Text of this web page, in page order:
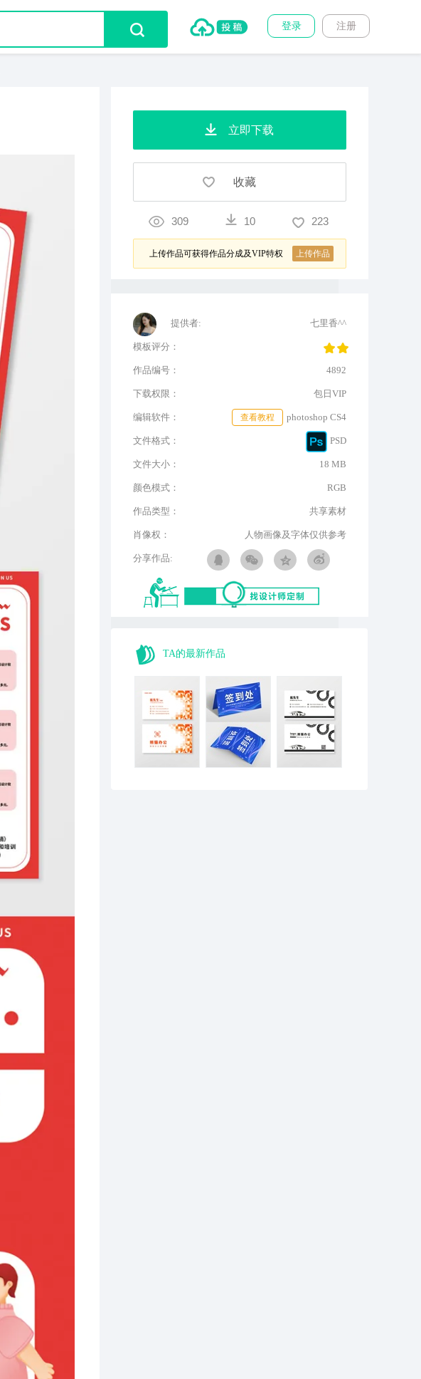
注册
登录
立即下载
收藏
309 10 223
上传作品可获得作品分成及VIP特权 上传作品
提供者: 七里香^^
模板评分：
作品编号： 4892
下载权限： 包日VIP
编辑软件： photoshop CS4
查看教程
文件格式： PSD
文件大小： 18 MB
颜色模式： RGB
作品类型： 共享素材
肖像权： 人物画像及字体仅供参考
分享作品:
TA的最新作品